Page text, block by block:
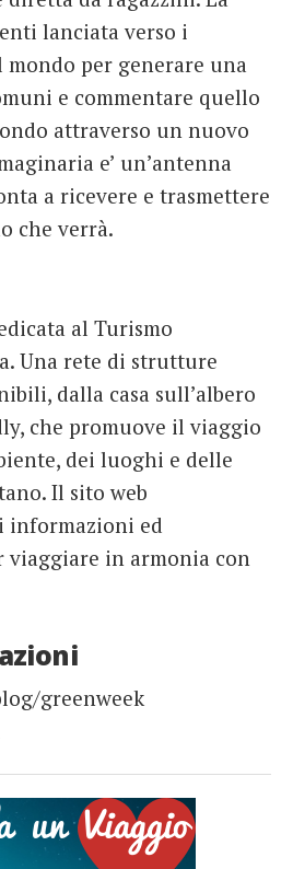
lanciata verso i
per generare una
e commentare quello
attraverso un nuovo
e’ un’antenna
a ricevere e trasmettere
che verrà.
al Turismo
Una rete di strutture
dalla casa sull’albero
che promuove il viaggio
dei luoghi e delle
Il sito web
informazioni ed
viaggiare in armonia con
greenweek